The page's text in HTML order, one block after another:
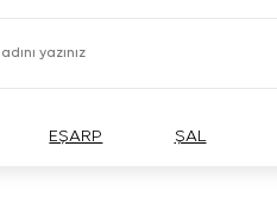
EŞARP ŞAL